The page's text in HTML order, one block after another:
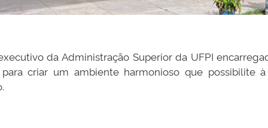
da Administração Superior da UFPI
criar um ambiente harmonioso que possibilite